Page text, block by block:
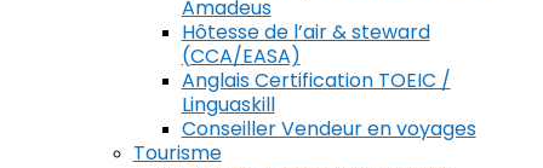
Amadeus
Hôtesse de l’air & steward
(CCA/EASA)
Anglais Certification TOEIC /
Linguaskill
Conseiller Vendeur en voyages
Tourisme